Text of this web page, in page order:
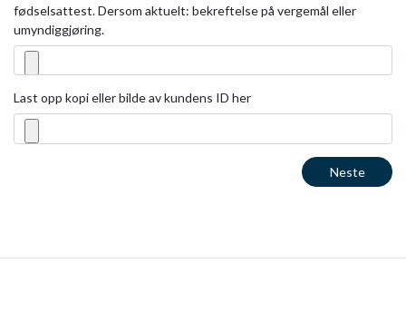
fødselsattest. Dersom aktuelt: bekreftelse på vergemål eller
umyndiggjøring.
Last opp kopi eller bilde av kundens ID her
Neste